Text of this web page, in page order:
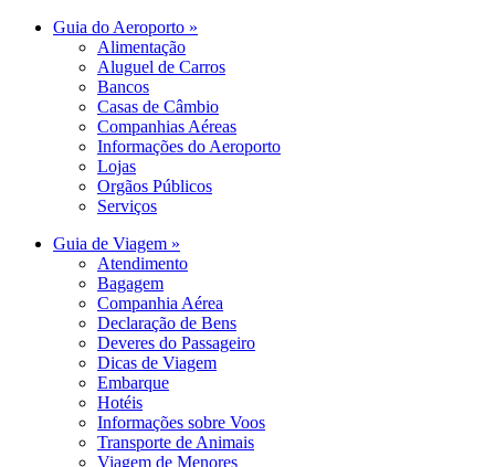
Guia do Aeroporto »
Alimentação
Aluguel de Carros
Bancos
Casas de Câmbio
Companhias Aéreas
Informações do Aeroporto
Lojas
Orgãos Públicos
Serviços
Guia de Viagem »
Atendimento
Bagagem
Companhia Aérea
Declaração de Bens
Deveres do Passageiro
Dicas de Viagem
Embarque
Hotéis
Informações sobre Voos
Transporte de Animais
Viagem de Menores